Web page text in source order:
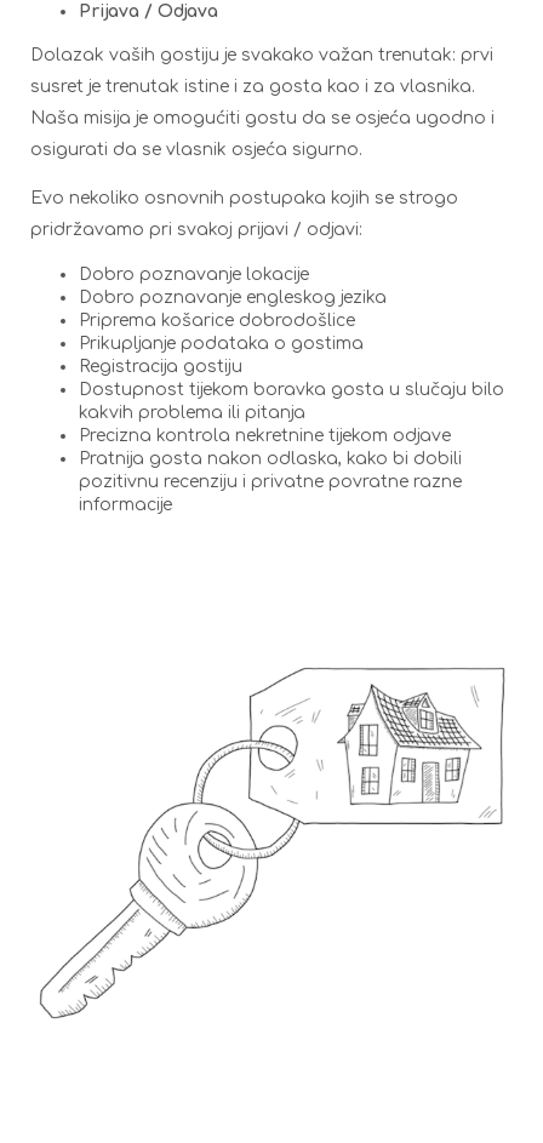
Prijava / Odjava
Dolazak vaših gostiju je svakako važan trenutak: prvi
susret je trenutak istine i za gosta kao i za vlasnika.
Naša misija je omogućiti gostu da se osjeća ugodno i
osigurati da se vlasnik osjeća sigurno.
Evo nekoliko osnovnih postupaka kojih se strogo
pridržavamo pri svakoj prijavi / odjavi:
Dobro poznavanje lokacije
Dobro poznavanje engleskog jezika
Priprema košarice dobrodošlice
Prikupljanje podataka o gostima
Registracija gostiju
Dostupnost tijekom boravka gosta u slučaju bilo
kakvih problema ili pitanja
Precizna kontrola nekretnine tijekom odjave
Pratnija gosta nakon odlaska, kako bi dobili
pozitivnu recenziju i privatne povratne razne
informacije